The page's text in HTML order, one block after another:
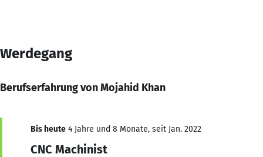
Werdegang
Berufserfahrung von Mojahid Khan
Bis heute 4 Jahre und 8 Monate, seit Jan. 2022
CNC Machinist